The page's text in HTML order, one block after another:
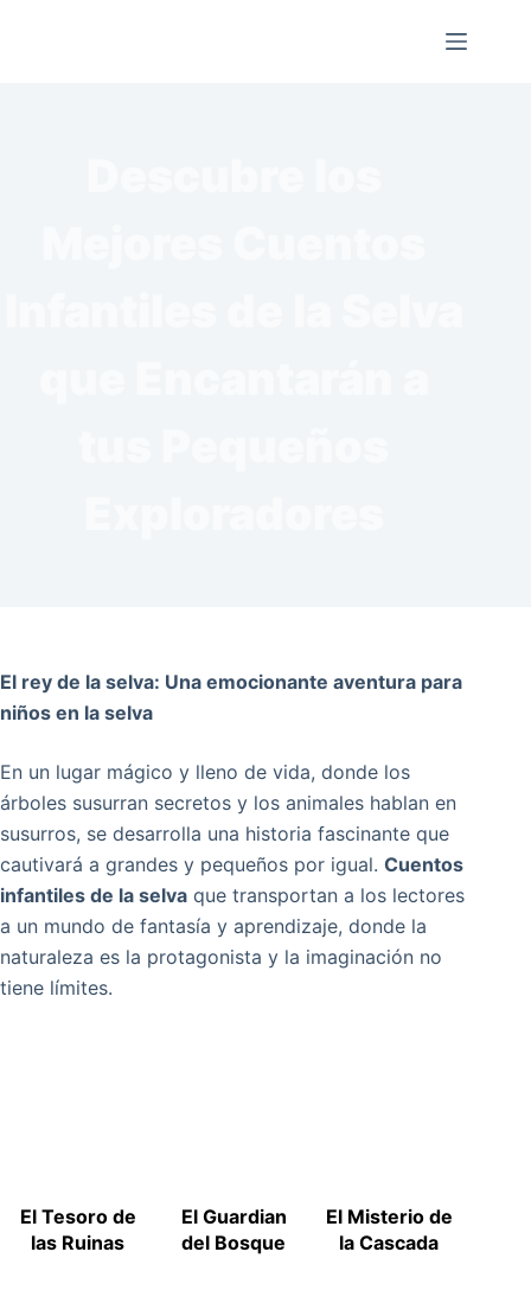
El rey de la selva: Una emocionante aventura para
niños en la selva
En un lugar mágico y lleno de vida, donde los
árboles susurran secretos y los animales hablan en
susurros, se desarrolla una historia fascinante que
cautivará a grandes y pequeños por igual. Cuentos
infantiles de la selva que transportan a los lectores
a un mundo de fantasía y aprendizaje, donde la
naturaleza es la protagonista y la imaginación no
tiene límites.
El Tesoro de
las Ruinas
El Guardian
del Bosque
El Misterio de
la Cascada